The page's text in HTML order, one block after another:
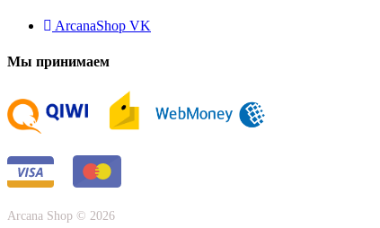
ArcanaShop VK
Мы принимаем
Arcana Shop © 2026